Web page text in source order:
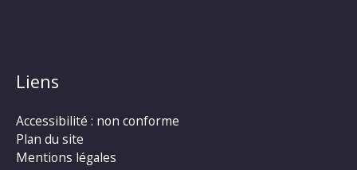
Liens
Accessibilité : non conforme
Plan du site
Mentions légales